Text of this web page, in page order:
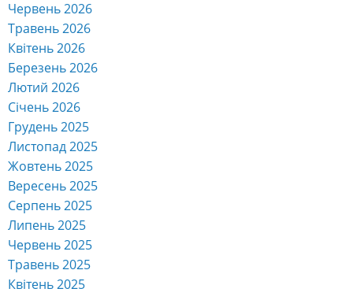
Червень 2026
Травень 2026
Квітень 2026
Березень 2026
Лютий 2026
Січень 2026
Грудень 2025
Листопад 2025
Жовтень 2025
Вересень 2025
Серпень 2025
Липень 2025
Червень 2025
Травень 2025
Квітень 2025